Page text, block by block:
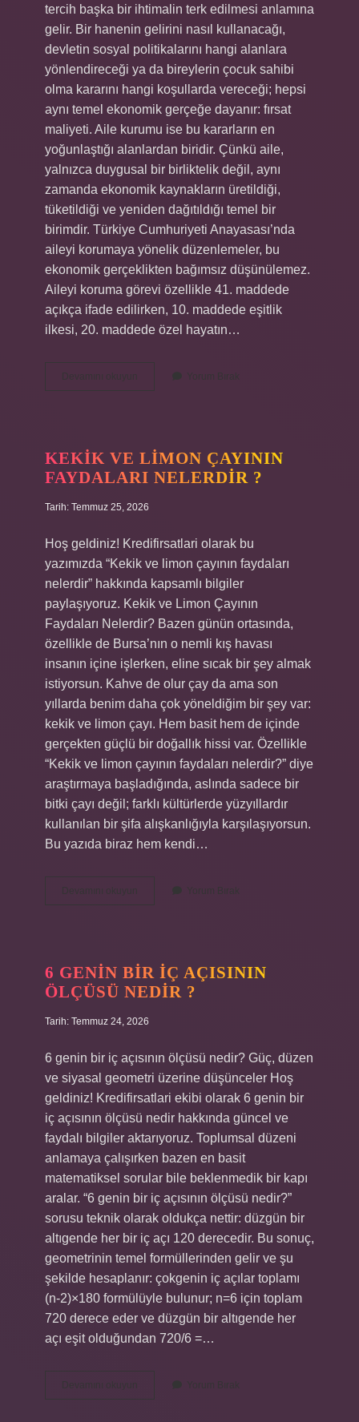
tercih başka bir ihtimalin terk edilmesi anlamına
gelir. Bir hanenin gelirini nasıl kullanacağı,
devletin sosyal politikalarını hangi alanlara
yönlendireceği ya da bireylerin çocuk sahibi
olma kararını hangi koşullarda vereceği; hepsi
aynı temel ekonomik gerçeğe dayanır: fırsat
maliyeti. Aile kurumu ise bu kararların en
yoğunlaştığı alanlardan biridir. Çünkü aile,
yalnızca duygusal bir birliktelik değil, aynı
zamanda ekonomik kaynakların üretildiği,
tüketildiği ve yeniden dağıtıldığı temel bir
birimdir. Türkiye Cumhuriyeti Anayasası’nda
aileyi korumaya yönelik düzenlemeler, bu
ekonomik gerçeklikten bağımsız düşünülemez.
Aileyi koruma görevi özellikle 41. maddede
açıkça ifade edilirken, 10. maddede eşitlik
ilkesi, 20. maddede özel hayatın…
Devamını okuyun
korumak
maddeler
nelerdir
?
Yorum Bırak
KEKIK VE LIMON ÇAYININ
FAYDALARI NELERDIR ?
Tarih: Temmuz 25, 2026
Hoş geldiniz! Kredifirsatlari olarak bu
yazımızda “Kekik ve limon çayının faydaları
nelerdir” hakkında kapsamlı bilgiler
paylaşıyoruz. Kekik ve Limon Çayının
Faydaları Nelerdir? Bazen günün ortasında,
özellikle de Bursa’nın o nemli kış havası
insanın içine işlerken, eline sıcak bir şey almak
istiyorsun. Kahve de olur çay da ama son
yıllarda benim daha çok yöneldiğim bir şey var:
kekik ve limon çayı. Hem basit hem de içinde
gerçekten güçlü bir doğallık hissi var. Özellikle
“Kekik ve limon çayının faydaları nelerdir?” diye
araştırmaya başladığında, aslında sadece bir
bitki çayı değil; farklı kültürlerde yüzyıllardır
kullanılan bir şifa alışkanlığıyla karşılaşıyorsun.
Bu yazıda biraz hem kendi…
nelerdir
?
6 GENIN BIR IÇ AÇISININ
ÖLÇÜSÜ NEDIR ?
Tarih: Temmuz 24, 2026
6 genin bir iç açısının ölçüsü nedir? Güç, düzen
ve siyasal geometri üzerine düşünceler Hoş
geldiniz! Kredifirsatlari ekibi olarak 6 genin bir
iç açısının ölçüsü nedir hakkında güncel ve
faydalı bilgiler aktarıyoruz. Toplumsal düzeni
anlamaya çalışırken bazen en basit
matematiksel sorular bile beklenmedik bir kapı
aralar. “6 genin bir iç açısının ölçüsü nedir?”
sorusu teknik olarak oldukça nettir: düzgün bir
altıgende her bir iç açı 120 derecedir. Bu sonuç,
geometrinin temel formüllerinden gelir ve şu
şekilde hesaplanır: çokgenin iç açılar toplamı
(n-2)×180 formülüyle bulunur; n=6 için toplam
720 derece eder ve düzgün bir altıgende her
açı eşit olduğundan 720/6 =…